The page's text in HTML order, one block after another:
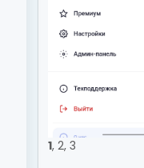
1, 2, 3